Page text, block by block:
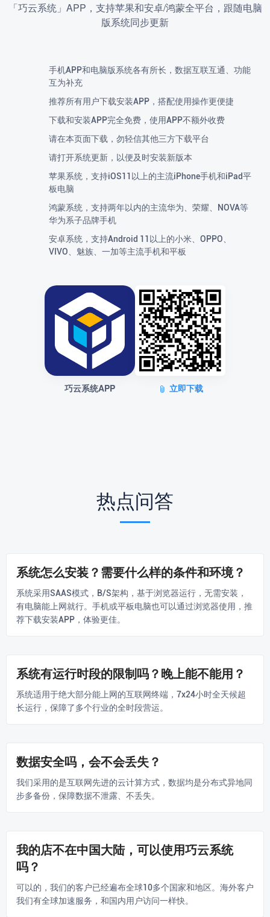
「巧云系统」APP，支持苹果和安卓/鸿蒙全平台，跟随电脑
版系统同步更新
手机APP和电脑版系统各有所长，数据互联互通、功能
互为补充
推荐所有用户下载安装APP，搭配使用操作更便捷
下载和安装APP完全免费，使用APP不额外收费
请在本页面下载，勿轻信其他三方下载平台
请打开系统更新，以便及时安装新版本
苹果系统，支持iOS11以上的主流iPhone手机和iPad平
板电脑
鸿蒙系统，支持两年以内的主流华为、荣耀、NOVA等
华为系子品牌手机
安卓系统，支持Android 11以上的小米、OPPO、
VIVO、魅族、一加等主流手机和平板
巧云系统APP 立即下载
热点问答
系统怎么安装？需要什么样的条件和环境？
系统采用SAAS模式，B/S架构，基于浏览器运行，无需安装，
有电脑能上网就行。手机或平板电脑也可以通过浏览器使用，推
荐下载安装APP，体验更佳。
系统有运行时段的限制吗？晚上能不能用？
系统适用于绝大部分能上网的互联网终端，7x24小时全天候超
长运行，保障了多个行业的全时段营运。
数据安全吗，会不会丢失？
我们采用的是互联网先进的云计算方式，数据均是分布式异地同
步多备份，保障数据不泄露、不丢失。
我的店不在中国大陆，可以使用巧云系统
吗？
可以的，我们的客户已经遍布全球10多个国家和地区。海外客户
我们有全球加速服务，和国内用户访问一样快。